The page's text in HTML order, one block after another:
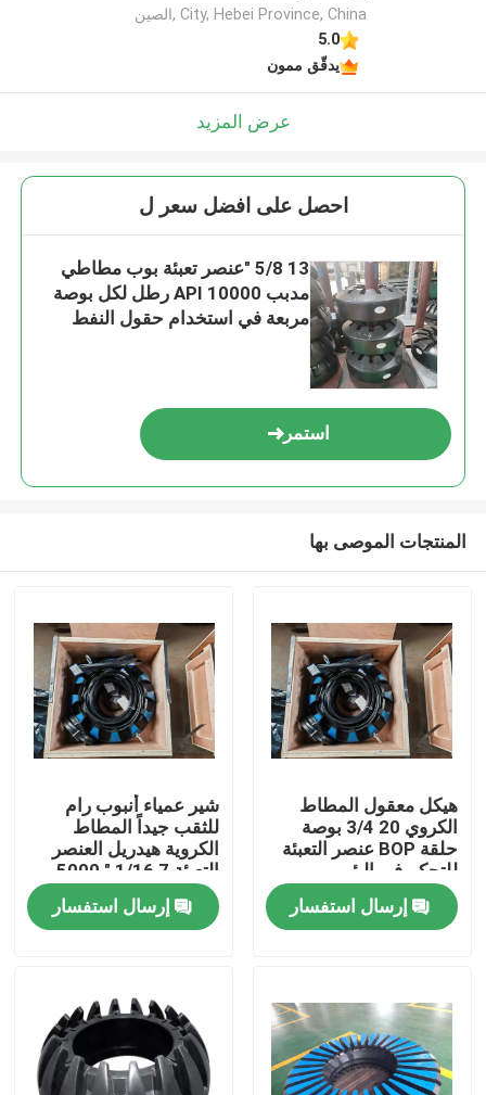
المنتجات
City, Hebei Province, China ,الصين
5.0
يدقّق ممون
عرض المزيد
احصل على افضل سعر ل
13 5/8 "عنصر تعبئة بوب مطاطي
مدبب API 10000 رطل لكل بوصة
مربعة في استخدام حقول النفط
استمر
المنتجات الموصى بها
هيكل معقول المطاط
الكروي 20 3/4 بوصة
حلقة BOP عنصر التعبئة
للتحكم في البئر
إرسال استفسار
شير عمياء أنبوب رام
للثقب جيداً المطاط
الكروية هيدريل العنصر
التعبئة 7 1/16 " 5000
Psi
إرسال استفسار